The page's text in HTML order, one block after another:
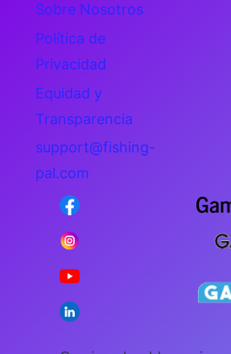
Sobre Nosotros
Política de
Privacidad
Equidad y
Transparencia
support@fishing-
pal.com